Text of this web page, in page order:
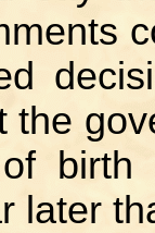
the
later